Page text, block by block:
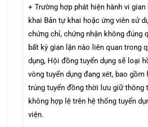
+ Trường hợp phát hiện hành vi
khai Bản tự khai hoặc ứng viên sử
chứng chỉ, chứng nhận không đúng
bất kỳ gian lận nào liên quan trong
dụng, Hội đồng tuyển dụng sẽ loại
vòng tuyển dụng đang xét, bao gồm
trúng tuyển đồng thời lưu giữ thông
không hợp lệ trên hệ thống tuyển
viện.